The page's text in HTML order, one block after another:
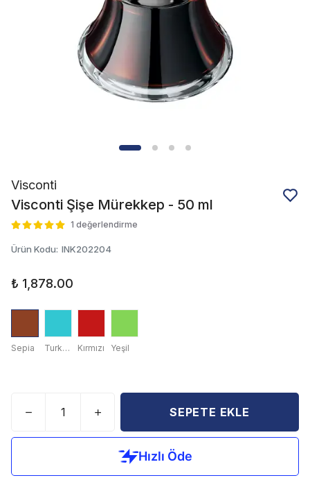
Visconti
Visconti Şişe Mürekkep - 50 ml
1 değerlendirme
Ürün Kodu: INK202204
₺ 1,878.00
Sepia Turkuaz Kırmızı Yeşil
SEPETE EKLE